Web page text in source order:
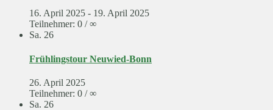
16. April 2025 - 19. April 2025
Teilnehmer: 0 / ∞
Sa. 26
Frühlingstour Neuwied-Bonn
26. April 2025
Teilnehmer: 0 / ∞
Sa. 26